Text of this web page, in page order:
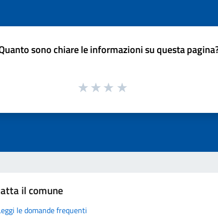
sono chiare le informazioni su questa
il comune
le domande frequenti